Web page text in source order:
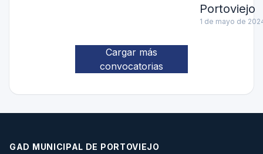
Portoviejo
1 de mayo de
Cargar más
convocatorias
GAD MUNICIPAL DE PORTOVIEJO